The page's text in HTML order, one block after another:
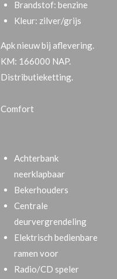
Brandstof: benzine
Kleur: zilver/grijs
Apk nieuw bij aflevering.
KM: 166000 NAP.
Distributieketting.
Comfort
Achterbank
neerklapbaar
Bekerhouders
Centrale
deurvergrendeling
Elektrisch bedienbare
ramen voor
Radio/CD speler